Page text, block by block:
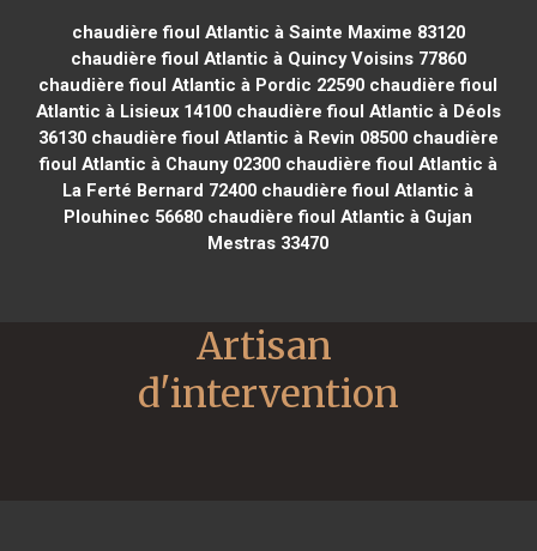
chaudière fioul Atlantic à Sainte Maxime 83120
chaudière fioul Atlantic à Quincy Voisins 77860
chaudière fioul Atlantic à Pordic 22590 chaudière fioul
Atlantic à Lisieux 14100chaudière fioul Atlantic à Déols
36130chaudière fioul Atlantic à Revin 08500chaudière
fioul Atlantic à Chauny 02300chaudière fioul Atlantic à
La Ferté Bernard 72400 chaudière fioul Atlantic à
Plouhinec 56680 chaudière fioul Atlantic à Gujan
Mestras 33470
Artisan
d'intervention